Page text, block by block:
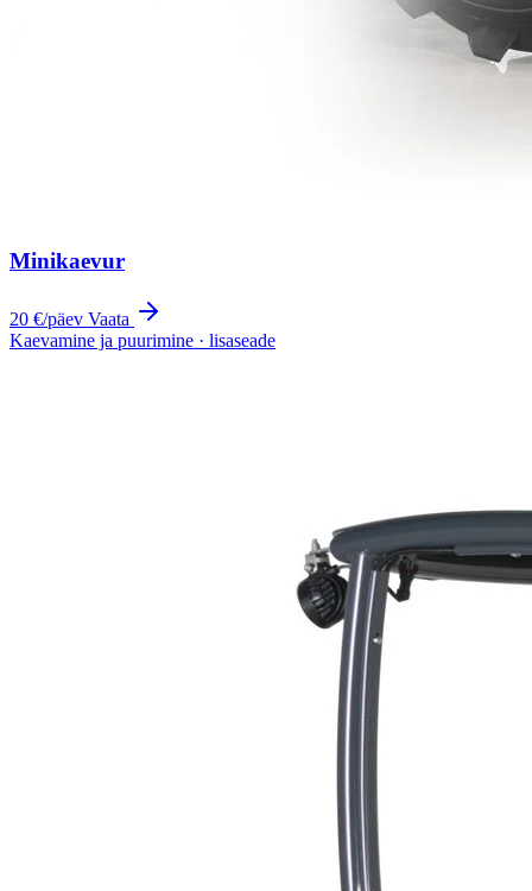
Minikaevur
20 €/päev Vaata
Kaevamine ja puurimine · lisaseade